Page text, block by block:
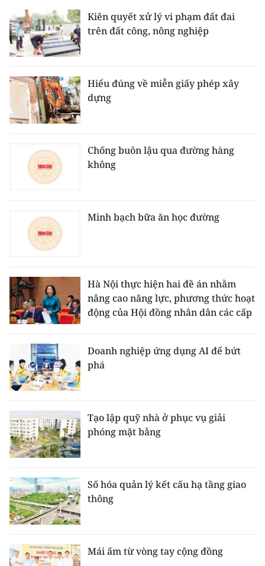
Kiên quyết xử lý vi phạm đất đai
trên đất công, nông nghiệp
Hiểu đúng về miễn giấy phép xây
dựng
Chống buôn lậu qua đường hàng
không
Minh bạch bữa ăn học đường
Hà Nội thực hiện hai đề án nhằm
nâng cao năng lực, phương thức hoạt
động của Hội đồng nhân dân các cấp
Doanh nghiệp ứng dụng AI để bứt
phá
Tạo lập quỹ nhà ở phục vụ giải
phóng mặt bằng
Số hóa quản lý kết cấu hạ tầng giao
thông
Mái ấm từ vòng tay cộng đồng